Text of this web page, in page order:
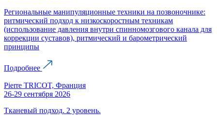
Региональные манипуляционные техники на позвоночнике:
ритмический подход к низкоскоростным техникам
(использование давления внутри спинномозгового канала для
коррекции суставов), ритмический и барометрический
принципы
Подробнее
Pierre TRICOT, Франция
26-29 сентября 2026
Тканевый подход. 2 уровень.